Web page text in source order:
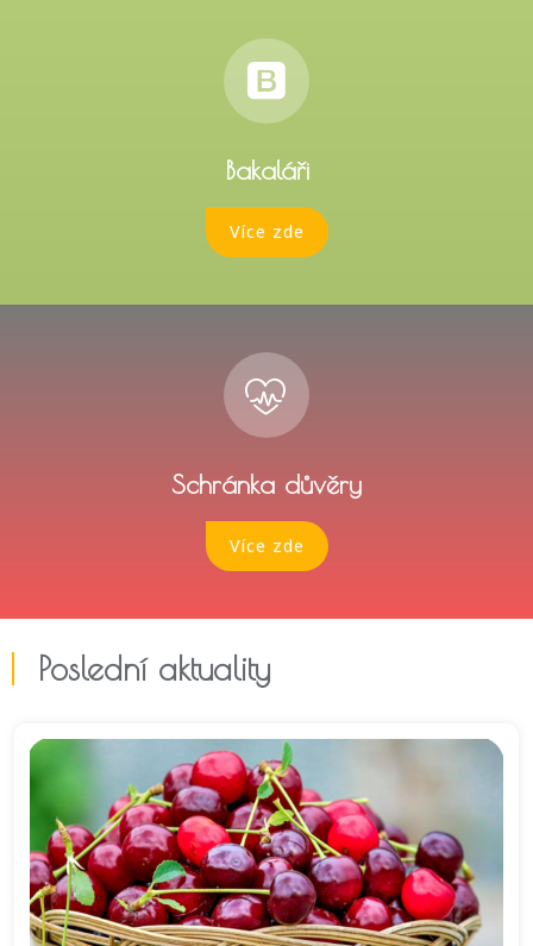
Bakaláři
Více zde
Schránka důvěry
Více zde
Poslední aktuality